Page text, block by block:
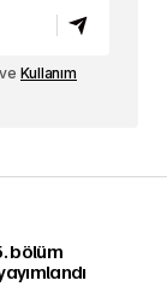
ve Kullanım
bölüm